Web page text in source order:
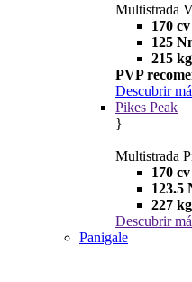
Multistrada
170 cv
125
215 kg
PVP
Descubrir
Pikes Peak
}
Multistrada
170 cv
123.5
227 kg
Descubrir
Panigale